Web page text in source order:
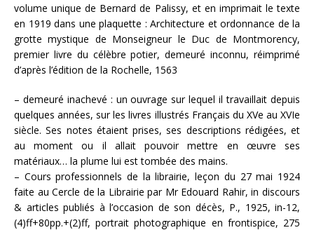
volume unique de Bernard de Palissy, et en imprimait le texte
en 1919 dans une plaquette : Architecture et ordonnance de la
grotte mystique de Monseigneur le Duc de Montmorency,
premier livre du célèbre potier, demeuré inconnu, réimprimé
d’après l’édition de la Rochelle, 1563
– demeuré inachevé : un ouvrage sur lequel il travaillait depuis
quelques années, sur les livres illustrés Français du XVe au XVIe
siècle. Ses notes étaient prises, ses descriptions rédigées, et
au moment ou il allait pouvoir mettre en œuvre ses
matériaux… la plume lui est tombée des mains.
– Cours professionnels de la librairie, leçon du 27 mai 1924
faite au Cercle de la Librairie par Mr Edouard Rahir, in discours
& articles publiés à l’occasion de son décès, P., 1925, in-12,
(4)ff+80pp.+(2)ff, portrait photographique en frontispice, 275